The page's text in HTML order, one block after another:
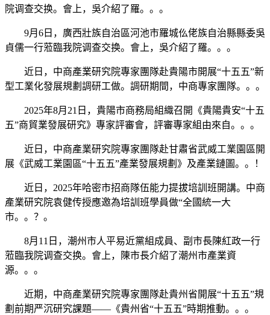
院调查交换。會上，吳介紹了羅。。。
9月6日，廣西壯族自治區河池市羅城仫佬族自治縣縣委吳
貞儒一行蒞臨我院调查交换。會上，吳介紹了羅。。。
近日，中商產業研究院專家團隊赴貴陽市開展“十五五”新
型工業化發展規劃調研工做。調研期間，中商專家團隊。。。
2025年8月21日，貴陽市商務局組織召開《貴陽貴安“十五
五”商貿業發展研究》專家評審會，評審專家組由來自。。。
近日，中商產業研究院專家團隊赴甘肅省武威工業園區開
展《武威工業園區“十五五”產業發展規劃》及產業鏈圖。。！
近日，2025年哈密市招商隊伍能力提拔培訓班開講。中商
產業研究院袁健传授應邀為培訓班學員做“全國統一大
市。。？。
8月11日，潮州市人平易近黨組成員、副市長陳紅政一行
蒞臨我院调查交换。會上，陳市長介紹了潮州市產業資
源。。。
近期，中商產業研究院專家團隊赴貴州省開展“十五五”規
劃前期严沉研究課題——《貴州省“十五五”時期推動。。。